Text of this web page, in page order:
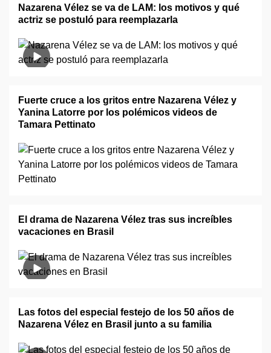
Nazarena Vélez se va de LAM: los motivos y qué
actriz se postuló para reemplazarla
Fuerte cruce a los gritos entre Nazarena Vélez y
Yanina Latorre por los polémicos videos de
Tamara Pettinato
El drama de Nazarena Vélez tras sus increíbles
vacaciones en Brasil
Las fotos del especial festejo de los 50 años de
Nazarena Vélez en Brasil junto a su familia